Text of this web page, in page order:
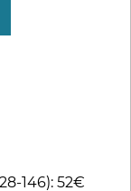
146): 52€